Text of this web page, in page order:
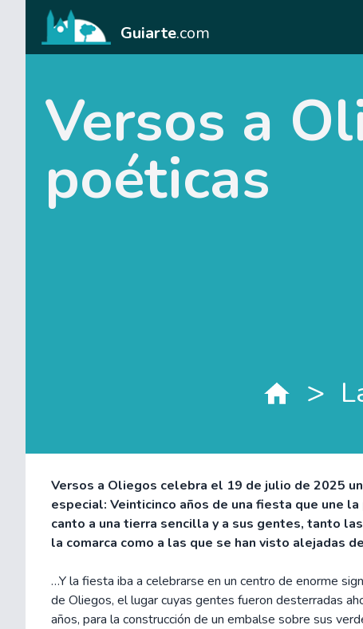
Guiarte.com
Versos a
poéticas
>
Versos a Oliegos celebra el 19 de julio de 2025
especial: Veinticinco años de una fiesta que une
canto a una tierra sencilla y a sus gentes, tanto
la comarca como a las que se han visto alejadas
…Y la fiesta iba a celebrarse en un centro de enorme
de Oliegos, el lugar cuyas gentes fueron desterradas
años, para la construcción de un embalse sobre sus